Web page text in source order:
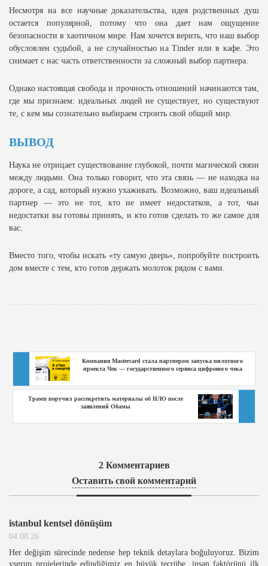
Несмотря на все научные доказательства, идея родственных душ
остается популярной, потому что она дает нам ощущение
безопасности в хаотичном мире. Нам хочется верить, что наш выбор
обусловлен судьбой, а не случайностью на Tinder или в кафе. Это
снимает с нас часть ответственности за сложный выбор партнера.
Однако настоящая свобода и прочность отношений начинаются там,
где мы признаем: идеальных людей не существует, но существуют
те, с кем мы сознательно выбираем строить свой общий мир.
ВЫВОД
Наука не отрицает существование глубокой, почти магической связи
между людьми. Она только говорит, что эта связь — не находка на
дороге, а сад, который нужно ухаживать. Возможно, ваш идеальный
партнер — это не тот, кто не имеет недостатков, а тот, чьи
недостатки вы готовы принять, и кто готов сделать то же самое для
вас.
Вместо того, чтобы искать «ту самую дверь», попробуйте построить
дом вместе с тем, кто готов держать молоток рядом с вами.
Компания Mastercard стала партнером запуска пилотного
проекта Чек — государственного сервиса цифрового чека
Трамп поручил рассекретить материалы об НЛО после
заявлений Обамы
2Комментариев
Оставить свой комментарий
istanbul kentsel dönüşüm
04.08.26
Her değişim sürecinde nedense hep teknik detaylara boğuluyoruz. Bizim
ysgrup projelerinde edindiğimiz en büyük tecrübe, insan faktörünü ilk